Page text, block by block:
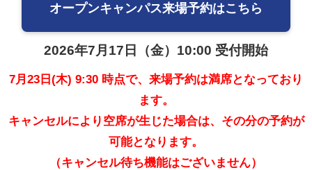
オープンキャンパス来場予約はこちら
2026年7月17日（金）10:00 受付開始
7月23日(木) 9:30 時点で、来場予約は満席となっており
ます。
キャンセルにより空席が生じた場合は、その分の予約が
可能となります。
（キャンセル待ち機能はございません）